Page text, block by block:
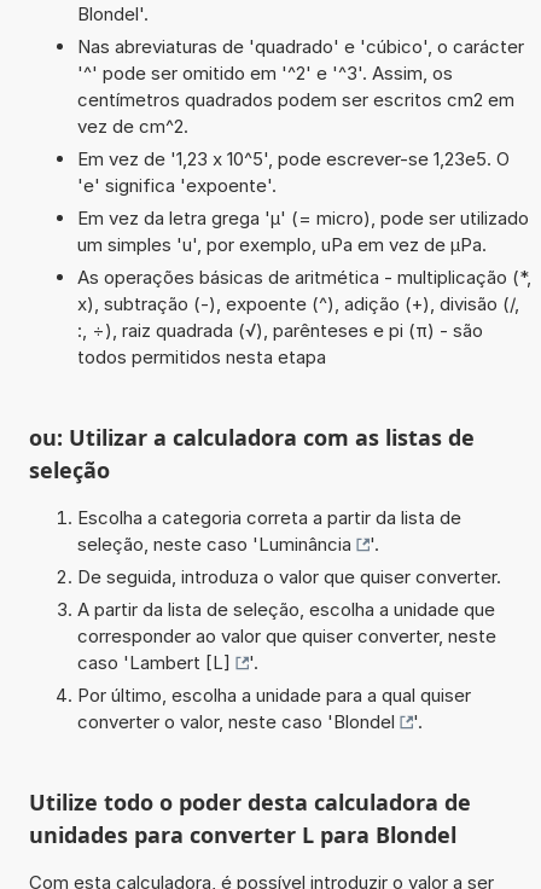
Blondel'.
Nas abreviaturas de 'quadrado' e 'cúbico', o carácter
'^' pode ser omitido em '^2' e '^3'. Assim, os
centímetros quadrados podem ser escritos cm2 em
vez de cm^2.
Em vez de '1,23 x 10^5', pode escrever-se 1,23e5. O
'e' significa 'expoente'.
Em vez da letra grega 'µ' (= micro), pode ser utilizado
um simples 'u', por exemplo, uPa em vez de µPa.
As operações básicas de aritmética - multiplicação (*,
x), subtração (-), expoente (^), adição (+), divisão (/,
:, ÷), raiz quadrada (√), parênteses e pi (π) - são
todos permitidos nesta etapa
ou: Utilizar a calculadora com as listas de
seleção
Escolha a categoria correta a partir da lista de
seleção, neste caso 'Luminância
'.
De seguida, introduza o valor que quiser converter.
A partir da lista de seleção, escolha a unidade que
corresponder ao valor que quiser converter, neste
caso 'Lambert [L]
'.
Por último, escolha a unidade para a qual quiser
converter o valor, neste caso 'Blondel '.
Utilize todo o poder desta calculadora de
unidades para converter L para Blondel
Com esta calculadora, é possível introduzir o valor a ser